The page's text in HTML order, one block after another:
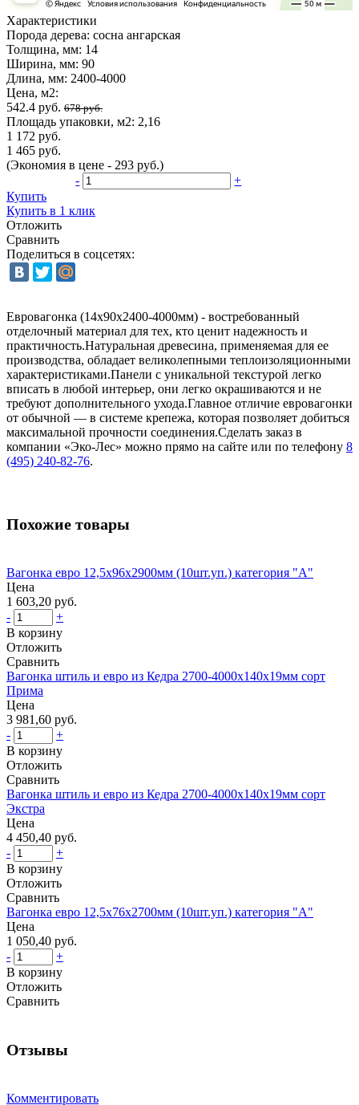
Характеристики
Порода дерева: сосна ангарская
Толщина, мм: 14
Ширина, мм: 90
Длина, мм: 2400-4000
Цена, м2:
542.4 руб. 678 руб.
Площадь упаковки, м2: 2,16
1 172 руб.
1 465 руб.
(Экономия в цене - 293 руб.)
-
+
Купить
Купить в 1 клик
Отложить
Сравнить
Поделиться в соцсетях:
Евровагонка (14x90x2400-4000мм) - востребованный
отделочный материал для тех, кто ценит надежность и
практичность.Натуральная древесина, применяемая для ее
производства, обладает великолепными теплоизоляционными
характеристиками.Панели с уникальной текстурой легко
вписать в любой интерьер, они легко окрашиваются и не
требуют дополнительного ухода.Главное отличие евровагонки
от обычной — в системе крепежа, которая позволяет добиться
максимальной прочности соединения.Сделать заказ в
компании «Эко-Лес» можно прямо на сайте или по телефону 8
(495) 240-82-76.
Похожие товары
Вагонка евро 12,5х96х2900мм (10шт.уп.) категория "А"
Цена
1 603,20 руб.
-
+
В корзину
Отложить
Сравнить
Вагонка штиль и евро из Кедра 2700-4000х140х19мм сорт
Прима
Цена
3 981,60 руб.
-
+
В корзину
Отложить
Сравнить
Вагонка штиль и евро из Кедра 2700-4000х140х19мм сорт
Экстра
Цена
4 450,40 руб.
-
+
В корзину
Отложить
Сравнить
Вагонка евро 12,5х76х2700мм (10шт.уп.) категория "А"
Цена
1 050,40 руб.
-
+
В корзину
Отложить
Сравнить
Отзывы
Комментировать